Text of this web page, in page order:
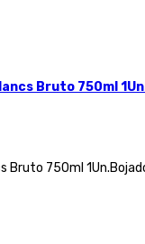
Bruto 750ml
Bruto 750ml